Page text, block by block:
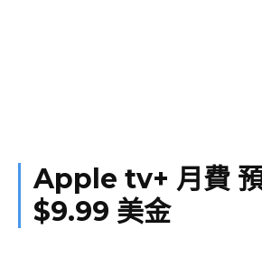
Apple tv+ 月費
$9.99 美金